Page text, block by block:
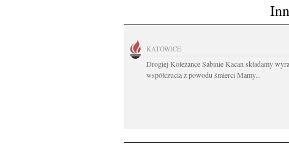
KATOWICE
Drogiej Koleżance Sabinie Kacan składamy
współczucia z powodu śmierci Mamy...